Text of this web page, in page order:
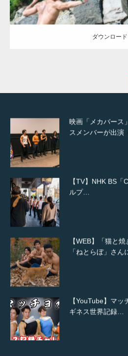
ダウンロード
た（6/8放送）
映画「メカバース
スメンバーが出
【TV】NHK BS「
ルプ…
【WEB】「猫と
「ねとらぼ」さん
【YouTube】マ
ギネス世界記録…